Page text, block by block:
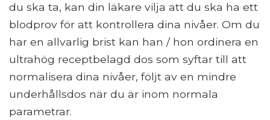
du ska ta, kan din läkare vilja att du ska ha ett
blodprov för att kontrollera dina nivåer. Om du
har en allvarlig brist kan han / hon ordinera en
ultrahög receptbelagd dos som syftar till att
normalisera dina nivåer, följt av en mindre
underhållsdos när du är inom normala
parametrar.